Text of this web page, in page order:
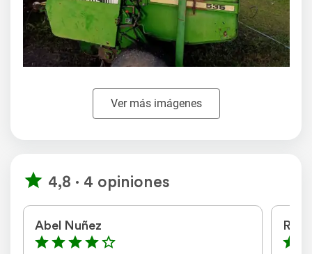
Ver más imágenes
4,8 · 4 opiniones
Abel Nuñez